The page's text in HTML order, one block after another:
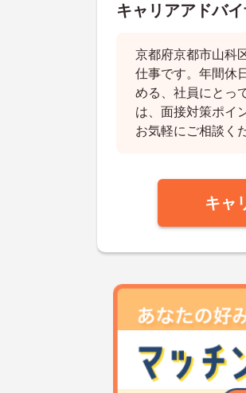
キャリアアドバ
京都府京都市山科
仕事です。年間休
める、社員にとっ
は、面接対策ポイ
お気軽にご相談く
キャ